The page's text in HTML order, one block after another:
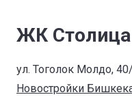
ЖК Столица
ул. Тоголок Молдо,
Новостройки